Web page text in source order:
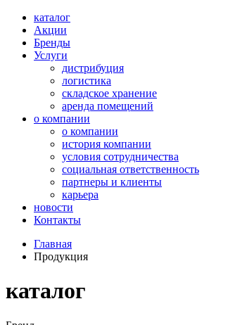
каталог
Акции
Бренды
Услуги
дистрибуция
логистика
складское хранение
аренда помещений
о компании
о компании
история компании
условия сотрудничества
социальная ответственность
партнеры и клиенты
карьера
новости
Контакты
Главная
Продукция
каталог